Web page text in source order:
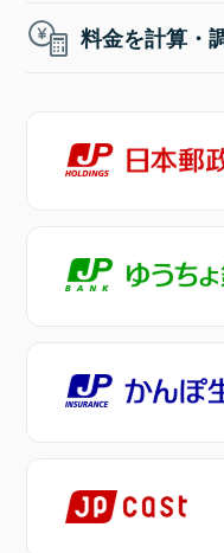
料金を計算・